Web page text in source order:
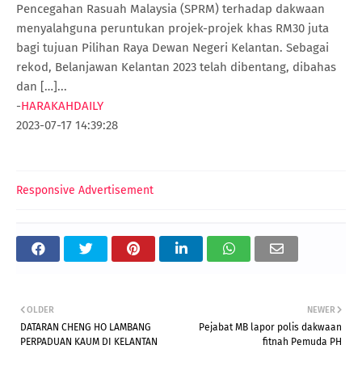
Pencegahan Rasuah Malaysia (SPRM) terhadap dakwaan
menyalahguna peruntukan projek-projek khas RM30 juta
bagi tujuan Pilihan Raya Dewan Negeri Kelantan. Sebagai
rekod, Belanjawan Kelantan 2023 telah dibentang, dibahas
dan […]...
-HARAKAHDAILY
2023-07-17 14:39:28
Responsive Advertisement
NEWER
Pejabat MB lapor polis dakwaan
fitnah Pemuda PH
OLDER
DATARAN CHENG HO LAMBANG
PERPADUAN KAUM DI KELANTAN